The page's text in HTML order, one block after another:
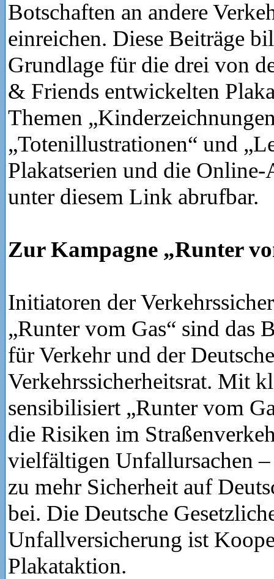
Botschaften an andere
einreichen. Diese Beiträge
Grundlage für die drei von
& Friends entwickelten
Themen
„Totenillustrationen“ und
Plakatserien und die
unter diesem Link abrufbar.
Zur Kampagne „Runter
Initiatoren der
„Runter vom Gas“ sind das
für Verkehr und der Deutsche
Verkehrssicherheitsrat. Mit
sensibilisiert „Runter vom
die Risiken im
vielfältigen Unfallursachen
zu mehr Sicherheit auf
bei. Die Deutsche
Unfallversicherung ist
Plakataktion.